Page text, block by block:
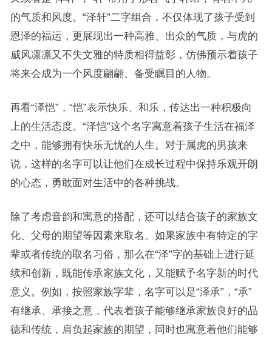
的气质和风度。“泽轩”二字组合，不仅体现了孩子受到
恩泽的福运，更展现出一种高雅、出众的气质，与虎的
威风凛凛又不失文雅的特质相得益彰，仿佛预示着孩子
将来会成为一个风度翩翩、备受瞩目的人物。
再看“泽恺”，“恺”表示快乐、和乐，传达出一种积极向
上的生活态度。“泽恺”这个名字寓意着孩子生活在福泽
之中，能够拥有快乐无忧的人生。对于属虎的男孩来
说，这样的名字可以让他们在成长过程中保持乐观开朗
的心态，勇敢面对生活中的各种挑战。
除了考虑音韵和寓意的搭配，还可以结合孩子的家族文
化、父母的期望等因素来取名。如果家族中有特定的字
辈或者传统的取名习俗，那么在“泽”字的基础上进行延
续和创新，既能传承家族文化，又能赋予名字新的时代
意义。例如，按照家族字辈，名字可以是“泽承”，“承”
有继承、承接之意，代表着孩子能够继承家族良好的品
德和传统，肩负起家族的期望，同时也寓意着他们能够